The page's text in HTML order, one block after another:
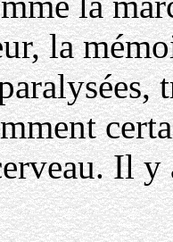
la
Il